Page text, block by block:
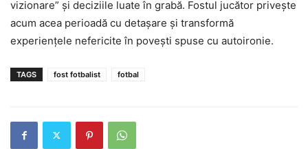
vizionare” și deciziile luate în grabă. Fostul jucător privește
acum acea perioadă cu detașare și transformă
experiențele nefericite în povești spuse cu autoironie.
TAGS fost fotbalist fotbal